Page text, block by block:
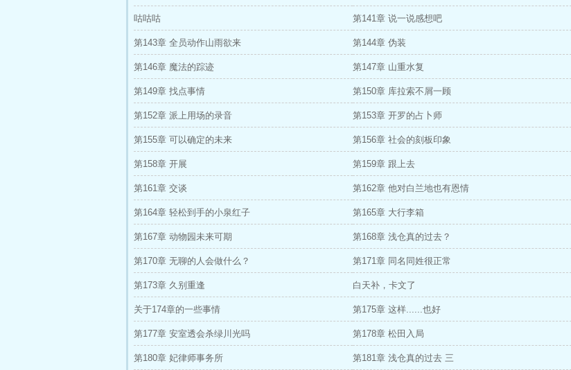
咕咕咕 第141章 说一说感想吧
第143章 全员动作山雨欲来 第144章 伪装
第146章 魔法的踪迹 第147章 山重水复
第149章 找点事情 第150章 库拉索不屑一顾
第152章 派上用场的录音 第153章 开罗的占卜师
第155章 可以确定的未来 第156章 社会的刻板印象
第158章 开展 第159章 跟上去
第161章 交谈 第162章 他对白兰地也有恩情
第164章 轻松到手的小泉红子 第165章 大行李箱
第167章 动物园未来可期 第168章 浅仓真的过去？
第170章 无聊的人会做什么？ 第171章 同名同姓很正常
第173章 久别重逢 白天补，卡文了
关于174章的一些事情 第175章 这样......也好
第177章 安室透会杀绿川光吗 第178章 松田入局
第180章 妃律师事务所 第181章 浅仓真的过去 三